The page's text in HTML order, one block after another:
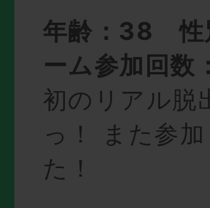
年齢：38 性
ーム参加回数
初のリアル脱
っ！ また参
た！